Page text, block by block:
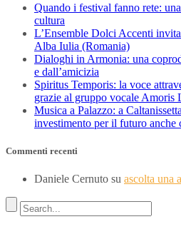
Quando i festival fanno rete:
cultura
L’Ensemble Dolci Accenti
Alba Iulia (Romania)
Dialoghi in Armonia: una
e dall’amicizia
Spiritus Temporis: la voce
grazie al gruppo vocale Amoris
Musica a Palazzo: a
investimento per il futuro anche
Commenti recenti
Daniele Cernuto su ascolta una